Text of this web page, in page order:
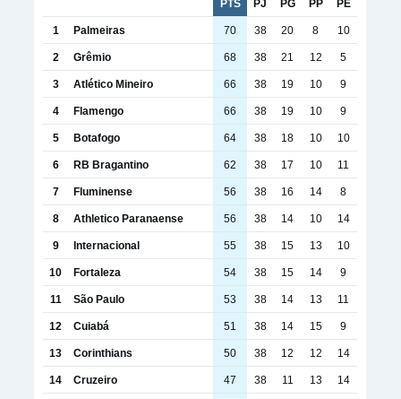
PTS PJ PG PP PE
1 Palmeiras 70 38 20 8 10
2 Grêmio 68 38 21 12 5
3 Atlético Mineiro 66 38 19 10 9
4 Flamengo 66 38 19 10 9
5 Botafogo 64 38 18 10 10
6 RB Bragantino 62 38 17 10 11
7 Fluminense 56 38 16 14 8
8 Athletico Paranaense 56 38 14 10 14
9 Internacional 55 38 15 13 10
10 Fortaleza 54 38 15 14 9
11 São Paulo 53 38 14 13 11
12 Cuiabá 51 38 14 15 9
13 Corinthians 50 38 12 12 14
14 Cruzeiro 47 38 11 13 14